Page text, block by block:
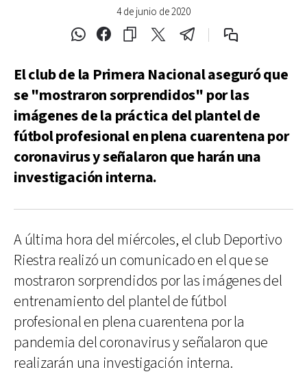
4 de junio de 2020
El club de la Primera Nacional aseguró que
se "mostraron sorprendidos" por las
imágenes de la práctica del plantel de
fútbol profesional en plena cuarentena por
coronavirus y señalaron que harán una
investigación interna.
A última hora del miércoles, el club Deportivo
Riestra realizó un comunicado en el que se
mostraron sorprendidos por las imágenes del
entrenamiento del plantel de fútbol
profesional en plena cuarentena por la
pandemia del coronavirus y señalaron que
realizarán una investigación interna.